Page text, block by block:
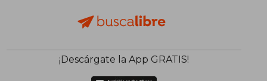
¡Descárgate la App GRATIS!